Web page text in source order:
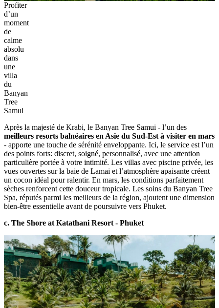
Profiter
d’un
moment
de
calme
absolu
dans
une
villa
du
Banyan
Tree
Samui
Après la majesté de Krabi, le Banyan Tree Samui - l’un des
meilleurs resorts balnéaires en Asie du Sud-Est à visiter en mars
- apporte une touche de sérénité enveloppante. Ici, le service est l’un
des points forts: discret, soigné, personnalisé, avec une attention
particulière portée à votre intimité. Les villas avec piscine privée, les
vues ouvertes sur la baie de Lamai et l’atmosphère apaisante créent
un cocon idéal pour ralentir. En mars, les conditions parfaitement
sèches renforcent cette douceur tropicale. Les soins du Banyan Tree
Spa, réputés parmi les meilleurs de la région, ajoutent une dimension
bien-être essentielle avant de poursuivre vers Phuket.
c. The Shore at Katathani Resort - Phuket